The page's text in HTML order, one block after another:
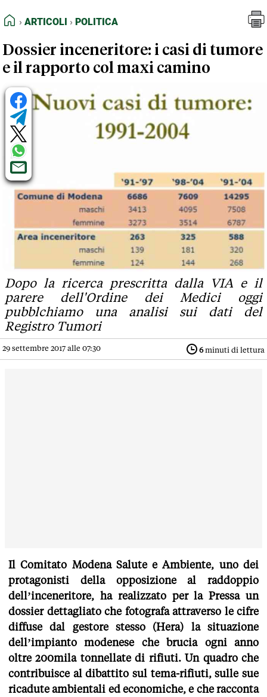
FEED RSS
NORMATIVE DEONTOLOGICHE
TERMINI e CONDIZIONI
HOME
ARTICOLI POLITICA
Dossier inceneritore: i casi di tumore
e il rapporto col maxi camino
Dopo la ricerca prescritta dalla VIA e il
parere dell'Ordine dei Medici oggi
pubblchiamo una analisi sui dati del
Registro Tumori
29 settembre 2017 alle 07:30 6minuti di lettura
Il Comitato Modena Salute e Ambiente, uno dei
protagonisti della opposizione al raddoppio
dell’inceneritore, ha realizzato per la Pressa un
dossier dettagliato che fotografa attraverso le cifre
diffuse dal gestore stesso (Hera) la situazione
dell’impianto modenese che brucia ogni anno
oltre 200mila tonnellate di rifiuti. Un quadro che
contribuisce al dibattito sul tema-rifiuti, sulle sue
ricadute ambientali ed economiche, e che racconta